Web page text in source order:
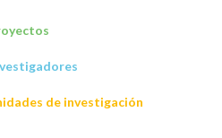
de investigación